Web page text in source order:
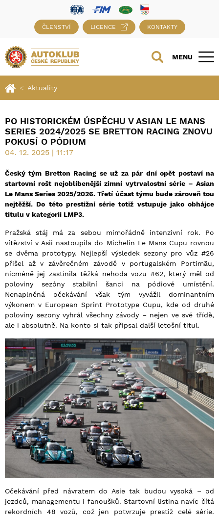
ČLENSTVÍ LICENCE KONTAKTY
MENU
Aktuality
PO HISTORICKÉM ÚSPĚCHU V ASIAN LE MANS
SERIES 2024/2025 SE BRETTON RACING ZNOVU
POKUSÍ O PÓDIUM
04. 12. 2025 | 11:17
Český tým Bretton Racing se už za pár dní opět postaví na
startovní rošt nejoblíbenější zimní vytrvalostní série – Asian
Le Mans Series 2025/2026. Třetí účast týmu bude zároveň tou
nejtěžší. Do této prestižní série totiž vstupuje jako obhájce
titulu v kategorii LMP3.
Pražská stáj má za sebou mimořádně intenzivní rok. Po
vítězství v Asii nastoupila do Michelin Le Mans Cupu rovnou
se dvěma prototypy. Nejlepší výsledek sezony pro vůz #26
přišel až v závěrečném závodě v portugalském Portimãu,
nicméně jej zastínila těžká nehoda vozu #62, který měl od
poloviny sezóny stabilní šanci na pódiové umístění.
Nenaplněná očekávání však tým vyvážil dominantním
výkonem v European Sprint Prototype Cupu, kde od druhé
poloviny sezony vyhrál všechny závody – nejen ve své třídě,
ale i absolutně. Na konto si tak připsal další letošní titul.
Očekávání před návratem do Asie tak budou vysoká – od
jezdců, managementu i fanoušků. Startovní listina navíc čítá
rekordních 48 vozů, což jen potvrzuje prestiž celé série.